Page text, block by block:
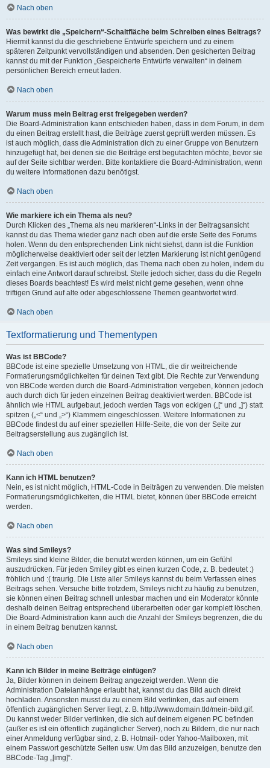
Nach oben
Was bewirkt die „Speichern“-Schaltfläche beim Schreiben eines Beitrags?
Hiermit kannst du die geschriebene Entwürfe speichern und zu einem
späteren Zeitpunkt vervollständigen und absenden. Den gesicherten Beitrag
kannst du mit der Funktion „Gespeicherte Entwürfe verwalten“ in deinem
persönlichen Bereich erneut laden.
Nach oben
Warum muss mein Beitrag erst freigegeben werden?
Die Board-Administration kann entschieden haben, dass in dem Forum, in dem
du einen Beitrag erstellt hast, die Beiträge zuerst geprüft werden müssen. Es
ist auch möglich, dass die Administration dich zu einer Gruppe von Benutzern
hinzugefügt hat, bei denen sie die Beiträge erst begutachten möchte, bevor sie
auf der Seite sichtbar werden. Bitte kontaktiere die Board-Administration, wenn
du weitere Informationen dazu benötigst.
Nach oben
Wie markiere ich ein Thema als neu?
Durch Klicken des „Thema als neu markieren“-Links in der Beitragsansicht
kannst du das Thema wieder ganz nach oben auf die erste Seite des Forums
holen. Wenn du den entsprechenden Link nicht siehst, dann ist die Funktion
möglicherweise deaktiviert oder seit der letzten Markierung ist nicht genügend
Zeit vergangen. Es ist auch möglich, das Thema nach oben zu holen, indem du
einfach eine Antwort darauf schreibst. Stelle jedoch sicher, dass du die Regeln
dieses Boards beachtest! Es wird meist nicht gerne gesehen, wenn ohne
triftigen Grund auf alte oder abgeschlossene Themen geantwortet wird.
Nach oben
Textformatierung und Thementypen
Was ist BBCode?
BBCode ist eine spezielle Umsetzung von HTML, die dir weitreichende
Formatierungsmöglichkeiten für deinen Text gibt. Die Rechte zur Verwendung
von BBCode werden durch die Board-Administration vergeben, können jedoch
auch durch dich für jeden einzelnen Beitrag deaktiviert werden. BBCode ist
ähnlich wie HTML aufgebaut, jedoch werden Tags von eckigen („[“ und „]“) statt
spitzen („<“ und „>“) Klammern eingeschlossen. Weitere Informationen zu
BBCode findest du auf einer speziellen Hilfe-Seite, die von der Seite zur
Beitragserstellung aus zugänglich ist.
Nach oben
Kann ich HTML benutzen?
Nein, es ist nicht möglich, HTML-Code in Beiträgen zu verwenden. Die meisten
Formatierungsmöglichkeiten, die HTML bietet, können über BBCode erreicht
werden.
Nach oben
Was sind Smileys?
Smileys sind kleine Bilder, die benutzt werden können, um ein Gefühl
auszudrücken. Für jeden Smiley gibt es einen kurzen Code, z. B. bedeutet :)
fröhlich und :( traurig. Die Liste aller Smileys kannst du beim Verfassen eines
Beitrags sehen. Versuche bitte trotzdem, Smileys nicht zu häufig zu benutzen,
sie können einen Beitrag schnell unlesbar machen und ein Moderator könnte
deshalb deinen Beitrag entsprechend überarbeiten oder gar komplett löschen.
Die Board-Administration kann auch die Anzahl der Smileys begrenzen, die du
in einem Beitrag benutzen kannst.
Nach oben
Kann ich Bilder in meine Beiträge einfügen?
Ja, Bilder können in deinem Beitrag angezeigt werden. Wenn die
Administration Dateianhänge erlaubt hat, kannst du das Bild auch direkt
hochladen. Ansonsten musst du zu einem Bild verlinken, das auf einem
öffentlich zugänglichen Server liegt, z. B. http://www.domain.tld/mein-bild.gif.
Du kannst weder Bilder verlinken, die sich auf deinem eigenen PC befinden
(außer es ist ein öffentlich zugänglicher Server), noch zu Bildern, die nur nach
einer Anmeldung verfügbar sind, z. B. Hotmail- oder Yahoo-Mailboxen, mit
einem Passwort geschützte Seiten usw. Um das Bild anzuzeigen, benutze den
BBCode-Tag „[img]“.